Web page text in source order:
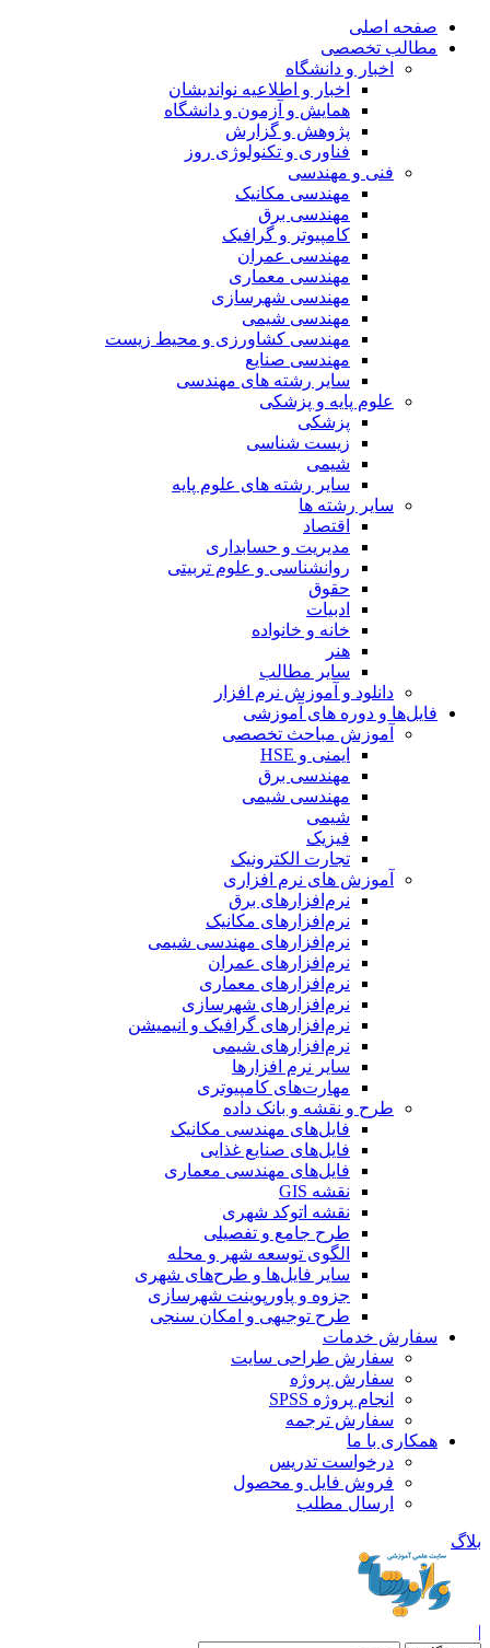
صفحه اصلی
مطالب تخصصی
اخبار و دانشگاه
اخبار و اطلاعیه نواندیشان
همایش و آزمون و دانشگاه
پژوهش و گزارش
فناوری و تکنولوژی روز
فنی و مهندسی
مهندسی مکانیک
مهندسی برق
کامپیوتر و گرافیک
مهندسی عمران
مهندسی معماری
مهندسی شهرسازی
مهندسی شیمی
مهندسی کشاورزی و محیط زیست
مهندسی صنایع
سایر رشته های مهندسی
علوم پایه و پزشکی
پزشکی
زیست شناسی
شیمی
سایر رشته های علوم پایه
سایر رشته ها
اقتصاد
مدیریت و حسابداری
روانشناسی و علوم تربیتی
حقوق
ادبیات
خانه و خانواده
هنر
سایر مطالب
دانلود و آموزش نرم افزار
فایل‌ها و دوره های آموزشی
آموزش مباحث تخصصی
ایمنی و HSE
مهندسی برق
مهندسی شیمی
شیمی
فیزیک
تجارت الکترونیک
آموزش های نرم افزاری
نرم‌افزارهای برق
نرم‌افزارهای مکانیک
نرم‌افزارهای مهندسی شیمی
نرم‌افزارهای عمران
نرم‌افزارهای معماری
نرم‌افزارهای شهرسازی
نرم‌افزارهای گرافیک و انیمیشن
نرم‌افزارهای شیمی
سایر نرم افزارها
مهارت‌های کامپیوتری
طرح و نقشه و بانک داده
فایل‌های مهندسی مکانیک
فایل‌های صنایع غذایی
فایل‌های مهندسی معماری
نقشه GIS
نقشه اتوکد شهری
طرح جامع و تفصیلی
الگوی توسعه شهر و محله
سایر فایل‌ها و طرح‌های شهری
جزوه و پاورپوینت شهرسازی
طرح توجیهی و امکان سنجی
سفارش خدمات
سفارش طراحی سایت
سفارش پروژه
انجام پروژه SPSS
سفارش ترجمه
همکاری با ما
درخواست تدریس
فروش فایل و محصول
ارسال مطلب